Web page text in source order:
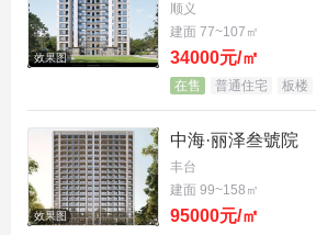
效果图
顺义
建面 77~107㎡
34000元/㎡
在售 普通住宅 板楼
效果图
中海·丽泽叁號院
丰台
建面 99~158㎡
95000元/㎡